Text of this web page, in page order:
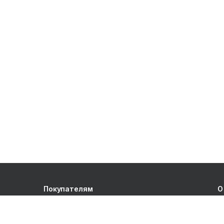
Покупателям О